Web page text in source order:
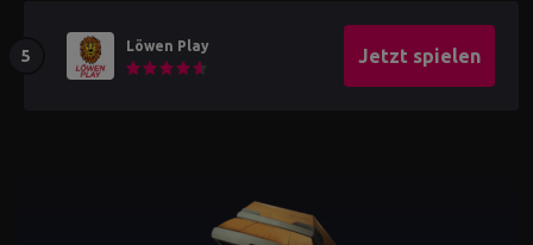
Löwen Play Jetzt spielen